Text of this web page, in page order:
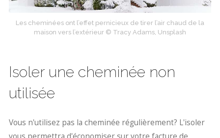
Les cheminées ont l’effet pernicieux de tirer l’air chaud de la
maison vers l’extérieur © Tracy Adams, Unsplash
Isoler une cheminée non
utilisée
Vous n'utilisez pas la cheminée régulièrement? L'isoler